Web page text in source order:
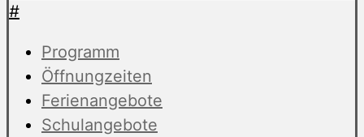
#
Programm
Öffnungzeiten
Ferienangebote
Schulangebote